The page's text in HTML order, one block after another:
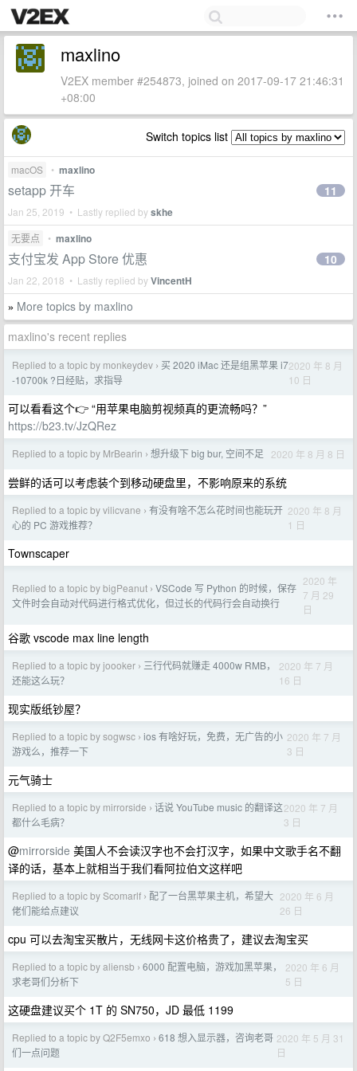
maxlino
V2EX member #254873, joined on 2017-09-17 21:46:31
+08:00
Switch topics list
macOS • maxlino
setapp 开车
Jan 25, 2019 • Lastly replied byskhe
11
无要点 • maxlino
支付宝发 App Store 优惠
Jan 22, 2018 • Lastly replied byVincentH
10
» More topics by maxlino
maxlino's recent replies
Replied to a topic by monkeydev › 买 2020 iMac 还是组黑苹果 i7
-10700k ?日经贴，求指导
2020 年 8 月
10 日
可以看看这个👉 “用苹果电脑剪视频真的更流畅吗？”
https://b23.tv/JzQRez
Replied to a topic by MrBearin › 想升级下 big bur, 空间不足 2020 年 8 月 8 日
尝鲜的话可以考虑装个到移动硬盘里，不影响原来的系统
Replied to a topic by vilicvane › 有没有啥不怎么花时间也能玩开
心的 PC 游戏推荐？
2020 年 8 月
1 日
Townscaper
Replied to a topic by bigPeanut › VSCode 写 Python 的时候，保存
文件时会自动对代码进行格式优化，但过长的代码行会自动换行
2020 年
7 月 29
日
谷歌 vscode max line length
Replied to a topic by joooker › 三行代码就赚走 4000w RMB，
还能这么玩？
2020 年 7 月
16 日
现实版纸钞屋？
Replied to a topic by sogwsc › ios 有啥好玩，免费，无广告的小
游戏么，推荐一下
2020 年 7 月
3 日
元气骑士
Replied to a topic by mirrorside › 话说 YouTube music 的翻译这
都什么毛病？
2020 年 7 月
3 日
@mirrorside 美国人不会读汉字也不会打汉字，如果中文歌手名不翻
译的话，基本上就相当于我们看阿拉伯文这样吧
Replied to a topic by Scomarlf › 配了一台黑苹果主机，希望大
佬们能给点建议
2020 年 6 月
26 日
cpu 可以去淘宝买散片，无线网卡这价格贵了，建议去淘宝买
Replied to a topic by aliensb › 6000 配置电脑，游戏加黑苹果，
求老哥们分析下
2020 年 6 月
5 日
这硬盘建议买个 1T 的 SN750，JD 最低 1199
Replied to a topic by Q2F5emxo › 618 想入显示器，咨询老哥
们一点问题
2020 年 5 月 31
日